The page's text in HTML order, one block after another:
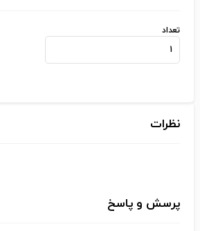
تعداد
نظرات
پرسش و پاسخ